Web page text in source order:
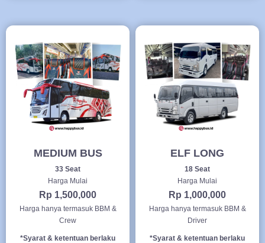
MEDIUM BUS
33 Seat
Harga Mulai
Rp 1,500,000
Harga hanya termasuk BBM &
Crew
*Syarat & ketentuan berlaku
ELF LONG
18 Seat
Harga Mulai
Rp 1,000,000
Harga hanya termasuk BBM &
Driver
*Syarat & ketentuan berlaku